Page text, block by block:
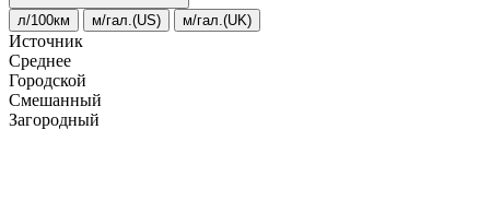
л/100км м/гал.(US) м/гал.(UK)
Источник
Среднее
Городской
Смешанный
Загородный